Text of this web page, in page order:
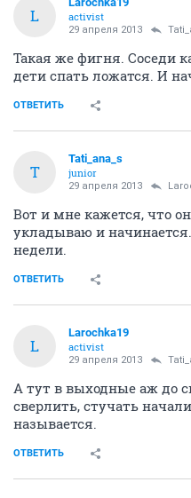
L
activist
29 апреля 2013
Такая же фигня. Соседи
дети спать ложатся. И
ОТВЕТИТЬ
T
Tati_ana_s
junior
29 апреля 2013
Вот и мне кажется, что
укладываю и
недели.
ОТВЕТИТЬ
L
Larochka19
activist
29 апреля 2013
А тут в выходные аж до
сверлить, стучать
называется.
ОТВЕТИТЬ